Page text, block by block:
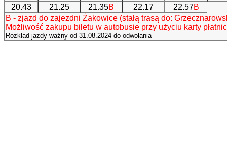
20.43
21.25 21.35B 22.17 22.57B
B - zjazd do zajezdni Żakowice (stałą trasą do:
Możliwość zakupu biletu w autobusie przy użyciu karty
Rozkład jazdy ważny od 31.08.2024 do odwołania